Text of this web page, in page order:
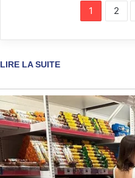
1 2
LIRE LA SUITE